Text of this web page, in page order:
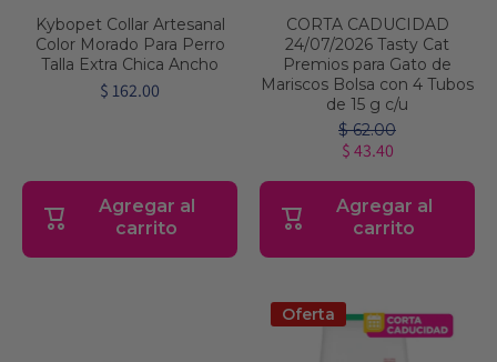
Kybopet Collar Artesanal
Color Morado Para Perro
Talla Extra Chica Ancho
$ 162.00
Agregar al
carrito
CORTA CADUCIDAD
24/07/2026 Tasty Cat
Premios para Gato de
Mariscos Bolsa con 4 Tubos
de 15 g c/u
$ 62.00
$ 43.40
Agregar al
carrito
Oferta